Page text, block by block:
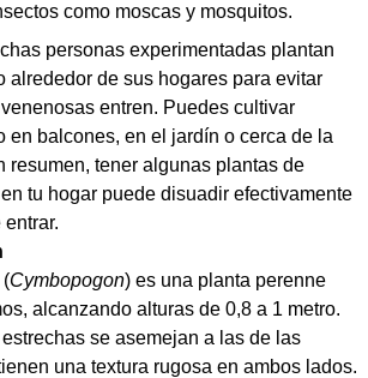
como moscas y mosquitos.
personas experimentadas plantan
alrededor de sus hogares para evitar
entren. Puedes cultivar
en balcones, en el jardín o cerca de la
resumen, tener algunas plantas de
tu hogar puede disuadir efectivamente
(Cymbopogon) es una planta perenne
alcanzando alturas de 0,8 a 1 metro.
se asemejan a las de las
una textura rugosa en ambos lados.